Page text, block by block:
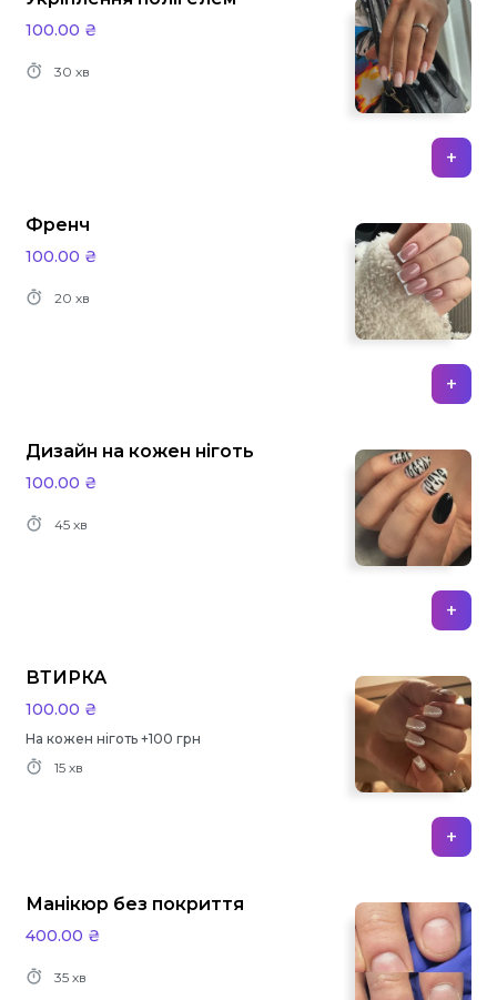
100.00 ₴
30 хв
+
Френч
100.00 ₴
20 хв
+
Дизайн на кожен ніготь
100.00 ₴
45 хв
+
ВТИРКА
100.00 ₴
На кожен ніготь +100 грн
15 хв
+
Манікюр без покриття
400.00 ₴
35 хв